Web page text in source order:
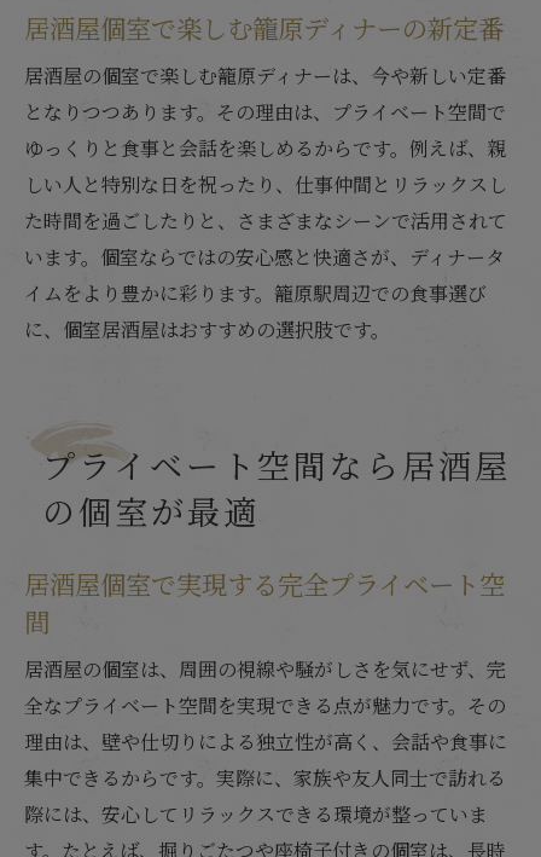
静かな個室居酒屋でゆっくりディナーを堪
居酒屋個室で味わう籠原ディナーの新たな
魅力
特別な日に選びたい落ち着いた居酒屋個室
居酒屋個室ならではのくつろぎ空間を体験
籠原駅周辺の静かな個室居酒屋を利用する
利点
個室居酒屋利用で叶える安心と快適なひととき
籠原駅エリアで安心して楽しめる個室居酒
居酒屋個室で心地よい時間を過ごすポイン
家族連れにも安心な居酒屋個室のおすすめ
居酒屋個室で楽しむ籠原ディナーの新定番
居酒屋の個室で楽しむ籠原ディナーは、今や新しい定番
となりつつあります。その理由は、プライベート空間で
ゆっくりと食事と会話を楽しめるからです。例えば、親
しい人と特別な日を祝ったり、仕事仲間とリラックスし
た時間を過ごしたりと、さまざまなシーンで活用されて
います。個室ならではの安心感と快適さが、ディナータ
イムをより豊かに彩ります。籠原駅周辺での食事選び
に、個室居酒屋はおすすめの選択肢です。
プライベート空間なら居酒屋
の個室が最適
居酒屋個室で実現する完全プライベート空
間
居酒屋の個室は、周囲の視線や騒がしさを気にせず、完
全なプライベート空間を実現できる点が魅力です。その
理由は、壁や仕切りによる独立性が高く、会話や食事に
集中できるからです。実際に、家族や友人同士で訪れる
際には、安心してリラックスできる環境が整っていま
す。たとえば、掘りごたつや座椅子付きの個室は、長時